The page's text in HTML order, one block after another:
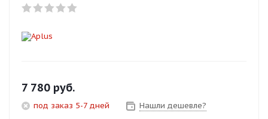
7 780 руб.
под заказ 5-7 дней Нашли дешевле?
Оплачивайте сегодня только
Оставшиеся
% будут